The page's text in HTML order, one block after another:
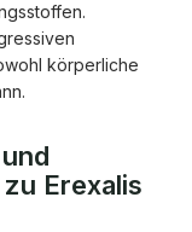
körperliche
Erexalis